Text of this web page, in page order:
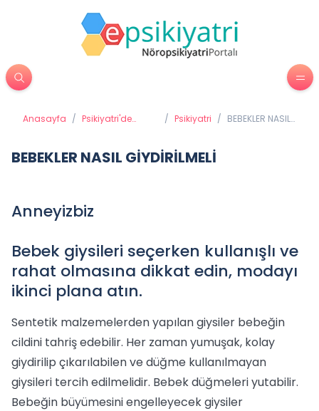
Anasayfa / Psikiyatri'de
/ Psikiyatri / BEBEKLER NASIL
BEBEKLER NASIL GİYDİRİLMELİ
Anneyizbiz
Bebek giysileri seçerken kullanışlı ve
rahat olmasına dikkat edin, modayı
ikinci plana atın.
Sentetik malzemelerden yapılan giysiler bebeğin
cildini tahriş edebilir. Her zaman yumuşak, kolay
giydirilip çıkarılabilen ve düğme kullanılmayan
giysileri tercih edilmelidir. Bebek düğmeleri yutabilir.
Bebeğin büyümesini engelleyecek giysiler